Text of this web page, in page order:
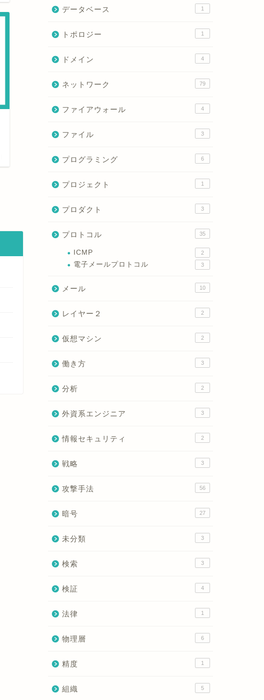
の仕組みまで初心者向けに完全解
next
データベース 1
トポロジー 1
ドメイン 4
ネットワーク 79
ファイアウォール 4
ファイル 3
プログラミング 6
プロジェクト 1
プロダクト 3
プロトコル 35
ICMP 2
電子メールプロトコル 3
メール 10
レイヤー２ 2
仮想マシン 2
働き方 3
分析 2
外資系エンジニア 3
情報セキュリティ 2
戦略 3
攻撃手法 56
暗号 27
未分類 3
検索 3
検証 4
法律 1
物理層 6
精度 1
組織 5